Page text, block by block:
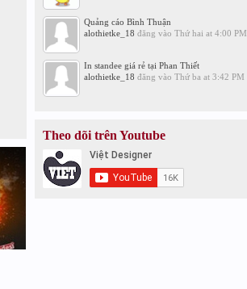
Quảng cáo Bình Thuận
alothietke_18 đăng vào Thứ hai at 4:00 PM
In standee giá rẻ tại Phan Thiết
alothietke_18 đăng vào Thứ ba at 3:42 PM
Theo dõi trên Youtube